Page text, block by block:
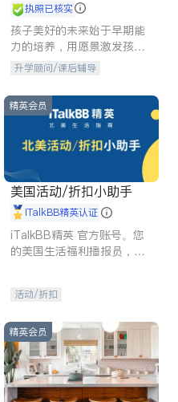
执照已核实
孩子美好的未来始于早期能
力的培养，用愿景激发孩子
的学习潜力和动力。理念：
拥有成长型心态是成功的基
石。
升学顾问/课后辅导
精英会员
美国活动/折扣小助手
iTalkBB精英认证
iTalkBB精英 官方账号。您
的美国生活福利播报员，精
专属福利。
活动/折扣
精英会员